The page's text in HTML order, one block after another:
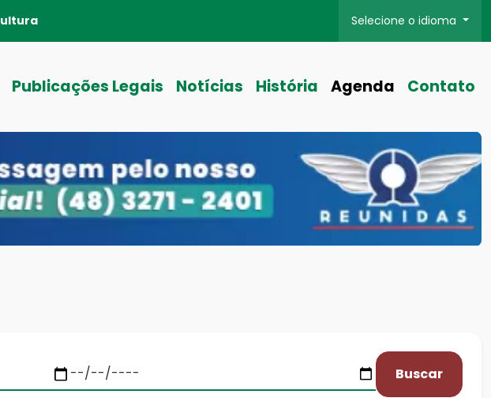
Selecione o idioma
Publicações Legais Notícias História Agenda Contato
Buscar